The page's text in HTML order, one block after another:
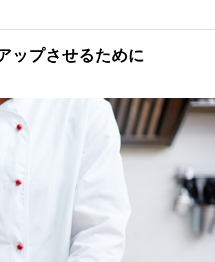
ップさせるために